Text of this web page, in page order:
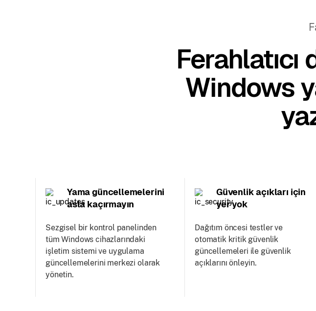
Windows
Yama güncellemelerini
asla kaçırmayın
Sezgisel bir kontrol panelinden
tüm Windows cihazlarındaki
işletim sistemi ve uygulama
güncellemelerini merkezi olarak
yönetin.
Güvenlik açıkları için
yer yok
Dağıtım öncesi testler ve
otomatik kritik güvenlik
güncellemeleri ile güvenlik
açıklarını önleyin.